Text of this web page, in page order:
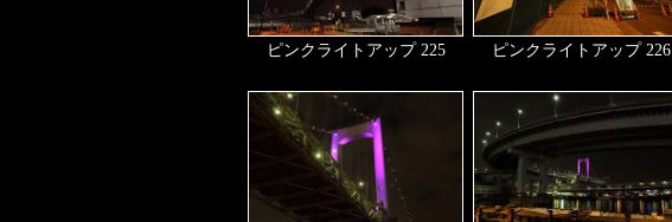
ピンクライトアップ 225 ピンクライトアップ 226